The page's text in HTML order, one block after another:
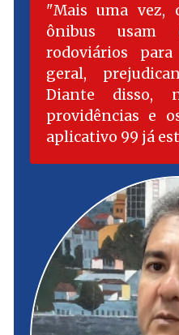
Mais uma vez,
ônibus usam
rodoviários
geral,
Diante disso,
providências e
aplicativo 99 já